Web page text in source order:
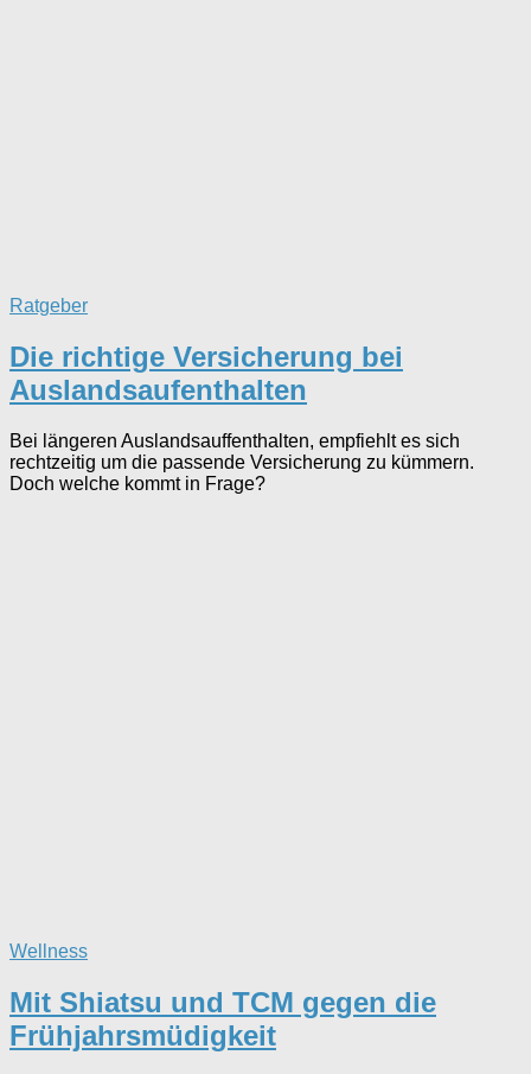
Ratgeber
Die richtige Versicherung bei
Auslandsaufenthalten
Bei längeren Auslandsauffenthalten, empfiehlt es sich
rechtzeitig um die passende Versicherung zu kümmern.
Doch welche kommt in Frage?
Wellness
Mit Shiatsu und TCM gegen die
Frühjahrsmüdigkeit